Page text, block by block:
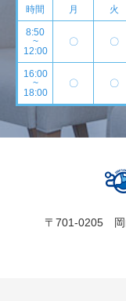
時間 月 火
8:50
~
12:00
〇 〇
16:00
~
18:00
〇 〇
〒701-0205 岡